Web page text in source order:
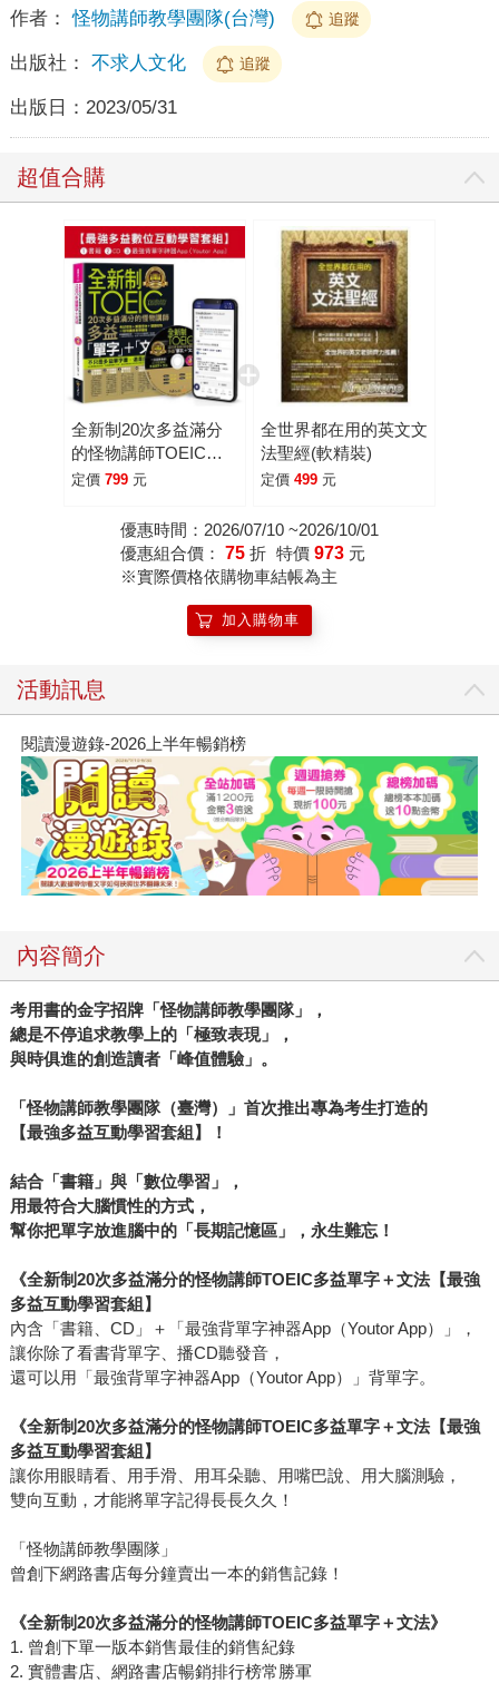
作者： 怪物講師教學團隊(台灣) 追蹤
出版社： 不求人文化 追蹤
出版日： 2023/05/31
超值合購
全新制20次多益滿分
的怪物講師TOEIC多
益單字＋文法【最強多
(Youtor App，
Ios/Android適用)【網
路獨家套組】
定價 799 元
全世界都在用的英文文
法聖經(軟精裝)
定價 499 元
優惠時間：2026/07/10 ~2026/10/01
優惠組合價： 75 折 特價 973 元
※實際價格依購物車結帳為主
加入購物車
活動訊息
閱讀漫遊錄-2026上半年暢銷榜
內容簡介
考用書的金字招牌「怪物講師教學團隊」，
總是不停追求教學上的「極致表現」，
與時俱進的創造讀者「峰值體驗」。
「怪物講師教學團隊（臺灣）」首次推出專為考生打造的
【最強多益互動學習套組】！
結合「書籍」與「數位學習」，
用最符合大腦慣性的方式，
幫你把單字放進腦中的「長期記憶區」，永生難忘！
《全新制20次多益滿分的怪物講師TOEIC多益單字＋文法【最強
多益互動學習套組】
內含「書籍、CD」＋「最強背單字神器App（Youtor App）」，
讓你除了看書背單字、播CD聽發音，
還可以用「最強背單字神器App（Youtor App）」背單字。
《全新制20次多益滿分的怪物講師TOEIC多益單字＋文法【最強
多益互動學習套組】
讓你用眼睛看、用手滑、用耳朵聽、用嘴巴說、用大腦測驗，
雙向互動，才能將單字記得長長久久！
「怪物講師教學團隊」
曾創下網路書店每分鐘賣出一本的銷售記錄！
《全新制20次多益滿分的怪物講師TOEIC多益單字＋文法》
1. 曾創下單一版本銷售最佳的銷售紀錄
2. 實體書店、網路書店暢銷排行榜常勝軍